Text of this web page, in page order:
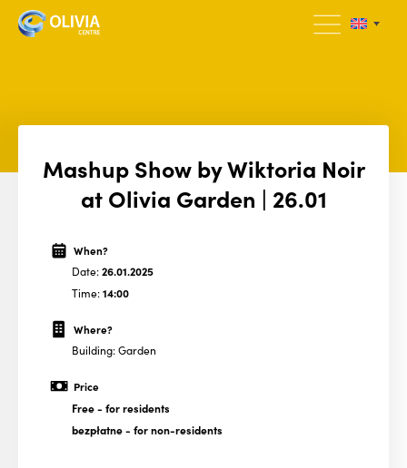
Mashup Show by Wiktoria Noir
at Olivia Garden | 26.01
When?
Date:26.01.2025
Time:14:00
Where?
Building: Garden
Price
Free- for residents
bezpłatne- for non-residents